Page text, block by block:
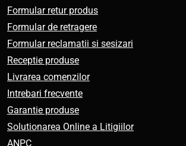
Formular retur produs
Formular de retragere
Formular reclamatii si sesizari
Receptie produse
Livrarea comenzilor
Intrebari frecvente
Garantie produse
Solutionarea Online a Litigiilor
ANPC